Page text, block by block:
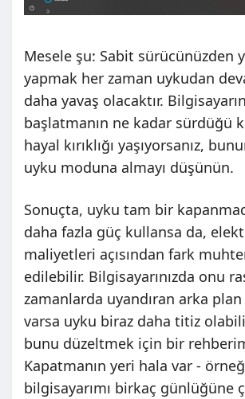
Mesele şu: Sabit sürücünüzden
yapmak her zaman uykudan
daha yavaş olacaktır.
başlatmanın ne kadar sürdüğü
hayal kırıklığı yaşıyorsanız,
uyku moduna almayı düşünün.
Sonuçta, uyku tam bir
daha fazla güç kullansa da,
maliyetleri açısından fark
edilebilir. Bilgisayarınızda onu
zamanlarda uyandıran arka
varsa uyku biraz daha titiz
bunu düzeltmek için bir
Kapatmanın yeri hala var -
bilgisayarımı birkaç günlüğüne